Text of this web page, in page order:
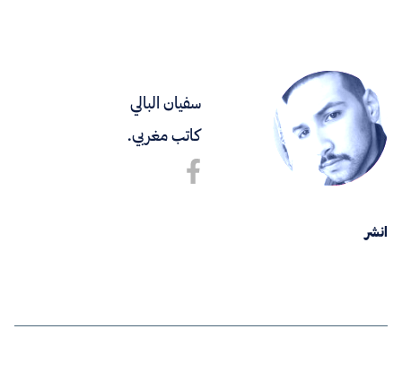
سفيان البالي
كاتب مغربي.
انشر